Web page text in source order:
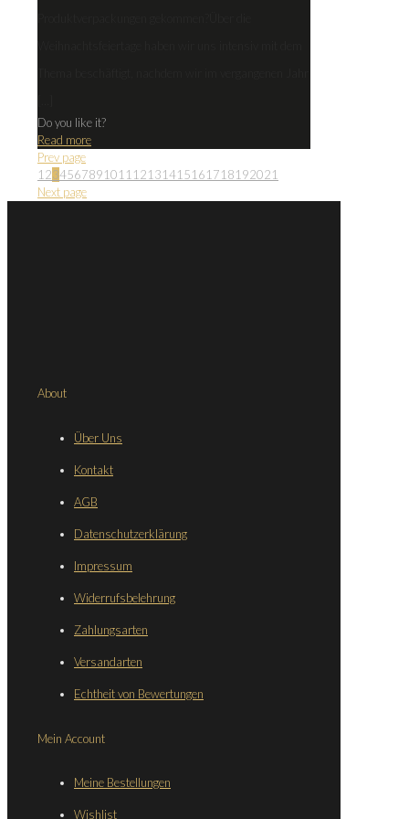
Do you like it?
Read more
Prev page
1 234567891011 12131415161718192021
Next page
About
Über Uns
Kontakt
AGB
Datenschutzerklärung
Impressum
Widerrufsbelehrung
Zahlungsarten
Versandarten
Echtheit von Bewertungen
Mein Account
Meine Bestellungen
Wishlist